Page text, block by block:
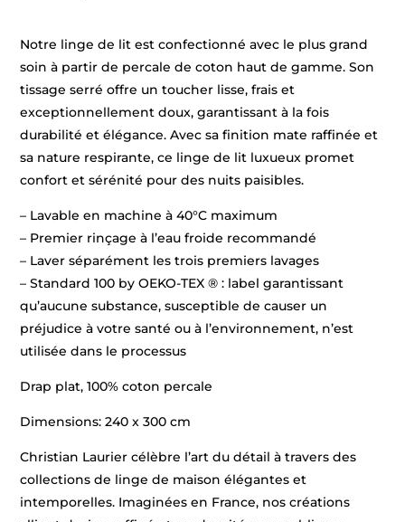
Notre linge de lit est confectionné avec le plus grand
soin à partir de percale de coton haut de gamme. Son
tissage serré offre un toucher lisse, frais et
exceptionnellement doux, garantissant à la fois
durabilité et élégance. Avec sa finition mate raffinée et
sa nature respirante, ce linge de lit luxueux promet
confort et sérénité pour des nuits paisibles.
– Lavable en machine à 40°C maximum
– Premier rinçage à l’eau froide recommandé
– Laver séparément les trois premiers lavages
– Standard 100 by OEKO-TEX ® : label garantissant
qu’aucune substance, susceptible de causer un
préjudice à votre santé ou à l’environnement, n’est
utilisée dans le processus
Drap plat, 100% coton percale
Dimensions: 240 x 300 cm
Christian Laurier célèbre l’art du détail à travers des
collections de linge de maison élégantes et
intemporelles. Imaginées en France, nos créations